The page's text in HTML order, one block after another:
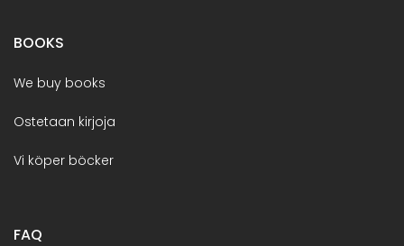
BOOKS
We buy books
Ostetaan kirjoja
Vi köper böcker
FAQ